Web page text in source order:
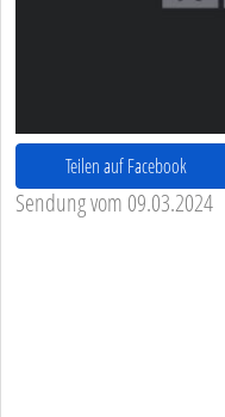
Teilen auf Facebook
Sendung vom 09.03.2024